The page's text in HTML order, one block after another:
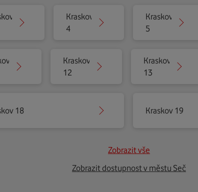
Kraskov
4
Kraskov
5
Kraskov
12
Kraskov
13
18 Kraskov 19
Zobrazit vše
Zobrazit dostupnost v městu Seč